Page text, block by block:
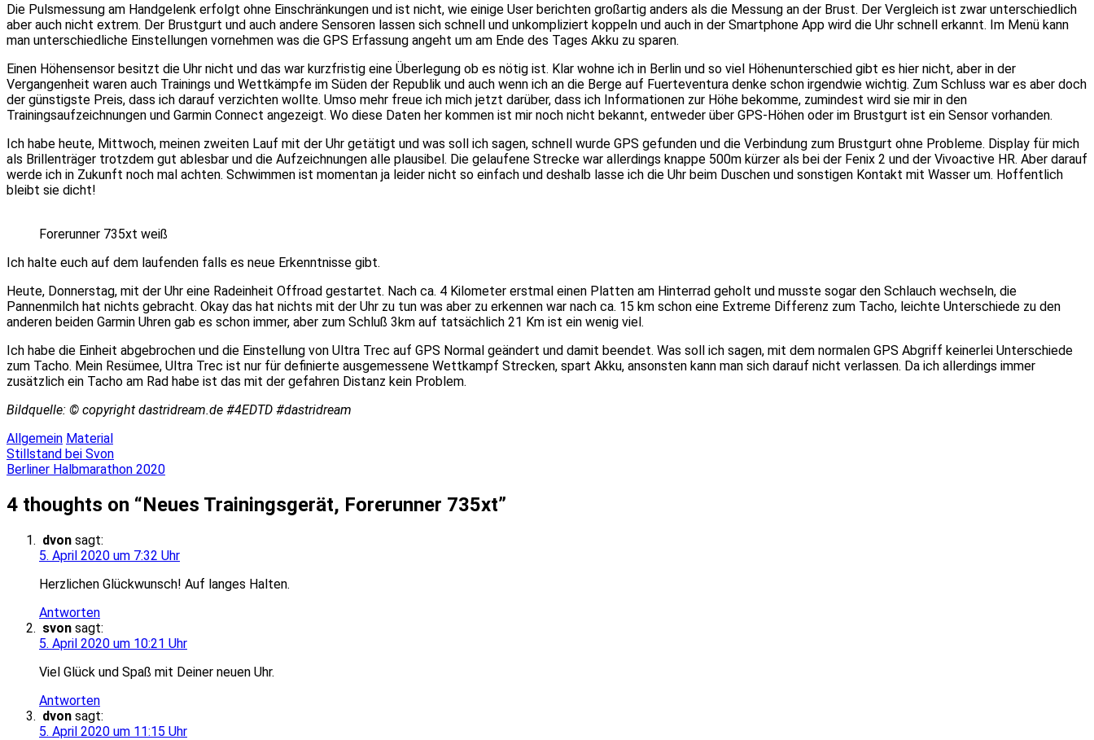
Die Pulsmessung am Handgelenk erfolgt ohne Einschränkungen und ist nicht, wie einige User berichten großartig anders als die Messung an der Brust. Der Vergleich ist zwar unterschiedlich
aber auch nicht extrem. Der Brustgurt und auch andere Sensoren lassen sich schnell und unkompliziert koppeln und auch in der Smartphone App wird die Uhr schnell erkannt. Im Menü kann
man unterschiedliche Einstellungen vornehmen was die GPS Erfassung angeht um am Ende des Tages Akku zu sparen.
Einen Höhensensor besitzt die Uhr nicht und das war kurzfristig eine Überlegung ob es nötig ist. Klar wohne ich in Berlin und so viel Höhenunterschied gibt es hier nicht, aber in der
Vergangenheit waren auch Trainings und Wettkämpfe im Süden der Republik und auch wenn ich an die Berge auf Fuerteventura denke schon irgendwie wichtig. Zum Schluss war es aber doch
der günstigste Preis, dass ich darauf verzichten wollte. Umso mehr freue ich mich jetzt darüber, dass ich Informationen zur Höhe bekomme, zumindest wird sie mir in den
Trainingsaufzeichnungen und Garmin Connect angezeigt. Wo diese Daten her kommen ist mir noch nicht bekannt, entweder über GPS-Höhen oder im Brustgurt ist ein Sensor vorhanden.
Ich habe heute, Mittwoch, meinen zweiten Lauf mit der Uhr getätigt und was soll ich sagen, schnell wurde GPS gefunden und die Verbindung zum Brustgurt ohne Probleme. Display für mich
als Brillenträger trotzdem gut ablesbar und die Aufzeichnungen alle plausibel. Die gelaufene Strecke war allerdings knappe 500m kürzer als bei der Fenix 2 und der Vivoactive HR. Aber darauf
werde ich in Zukunft noch mal achten. Schwimmen ist momentan ja leider nicht so einfach und deshalb lasse ich die Uhr beim Duschen und sonstigen Kontakt mit Wasser um. Hoffentlich
bleibt sie dicht!
Forerunner 735xt weiß
Ich halte euch auf dem laufenden falls es neue Erkenntnisse gibt.
Heute, Donnerstag, mit der Uhr eine Radeinheit Offroad gestartet. Nach ca. 4 Kilometer erstmal einen Platten am Hinterrad geholt und musste sogar den Schlauch wechseln, die
Pannenmilch hat nichts gebracht. Okay das hat nichts mit der Uhr zu tun was aber zu erkennen war nach ca. 15 km schon eine Extreme Differenz zum Tacho, leichte Unterschiede zu den
anderen beiden Garmin Uhren gab es schon immer, aber zum Schluß 3km auf tatsächlich 21 Km ist ein wenig viel.
Ich habe die Einheit abgebrochen und die Einstellung von Ultra Trec auf GPS Normal geändert und damit beendet. Was soll ich sagen, mit dem normalen GPS Abgriff keinerlei Unterschiede
zum Tacho. Mein Resümee, Ultra Trec ist nur für definierte ausgemessene Wettkampf Strecken, spart Akku, ansonsten kann man sich darauf nicht verlassen. Da ich allerdings immer
zusätzlich ein Tacho am Rad habe ist das mit der gefahren Distanz kein Problem.
Bildquelle: © copyright dastridream.de #4EDTD #dastridream
Allgemein Material
Beitragsnavigation
Stillstand bei Svon
Berliner Halbmarathon 2020
4 thoughts on “Neues Trainingsgerät, Forerunner 735xt”
dvon sagt:
5. April 2020 um 7:32 Uhr
Herzlichen Glückwunsch! Auf langes Halten.
Antworten
svon sagt:
5. April 2020 um 10:21 Uhr
Viel Glück und Spaß mit Deiner neuen Uhr.
Antworten
dvon sagt:
5. April 2020 um 11:15 Uhr